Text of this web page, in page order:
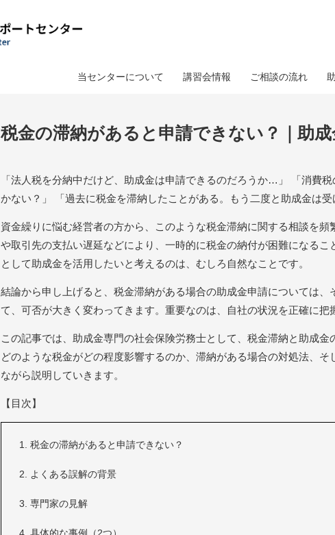
当センターについて 講習会情報 ご相談の流れ
税金の滞納があると申請できない？｜助
「法人税を分納中だけど、助成金は申請できるのだろうか…」 「消費
かない？」 「過去に税金を滞納したことがある。もう二度と助成金は受
資金繰りに悩む経営者の方から、このような税金滞納に関する相談を
や取引先の支払い遅延などにより、一時的に税金の納付が困難になる
として助成金を活用したいと考えるのは、むしろ自然なことです。
結論から申し上げると、税金滞納がある場合の助成金申請については
て、可否が大きく変わってきます。重要なのは、自社の状況を正確に把
この記事では、助成金専門の社会保険労務士として、税金滞納と助成金
どのような税金がどの程度影響するのか、滞納がある場合の対処法、
ながら説明していきます。
【目次】
税金の滞納があると申請できない？
よくある誤解の背景
専門家の見解